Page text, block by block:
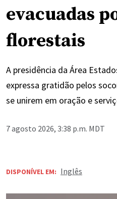
evacuadas
florestais
A presidência da Área
expressa gratidão pelos
se unirem em oração e
7 agosto 2026, 3:38 p.m. MDT
DISPONÍVEL EM: Inglês